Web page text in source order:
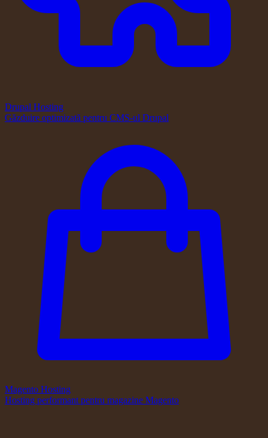
Drupal Hosting
Găzduire optimizată pentru CMS-ul Drupal
Magento Hosting
Hosting performant pentru magazine Magento